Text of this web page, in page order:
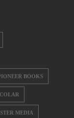
BOOKS
MEDIA